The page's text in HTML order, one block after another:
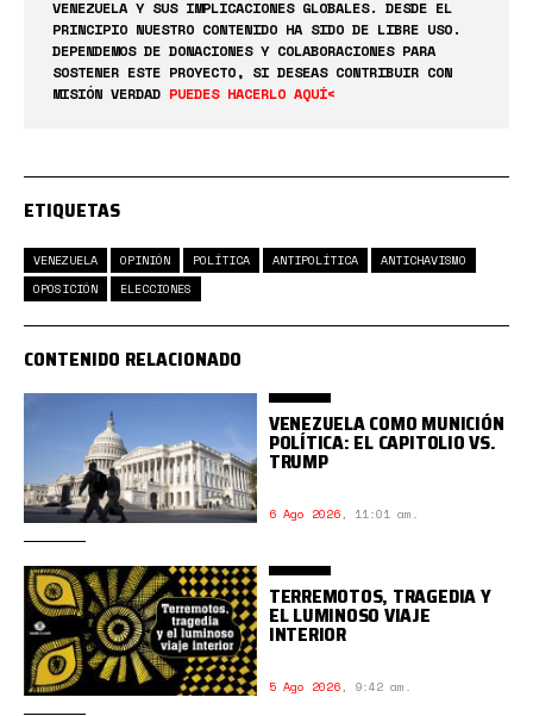
VENEZUELA Y SUS IMPLICACIONES GLOBALES. DESDE EL
PRINCIPIO NUESTRO CONTENIDO HA SIDO DE LIBRE USO.
DEPENDEMOS DE DONACIONES Y COLABORACIONES PARA
SOSTENER ESTE PROYECTO, SI DESEAS CONTRIBUIR CON
MISIÓN VERDAD PUEDES HACERLO AQUÍ<
ETIQUETAS
VENEZUELA OPINIÓN POLÍTICA ANTIPOLÍTICA
ANTICHAVISMO
OPOSICIÓN
ELECCIONES
CONTENIDO RELACIONADO
VENEZUELA COMO MUNICIÓN
POLÍTICA: EL CAPITOLIO VS.
TRUMP
6 Ago 2026, 11:01 am.
TERREMOTOS, TRAGEDIA Y
EL LUMINOSO VIAJE
INTERIOR
5 Ago 2026, 9:42 am.